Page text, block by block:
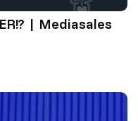
| Mediasales